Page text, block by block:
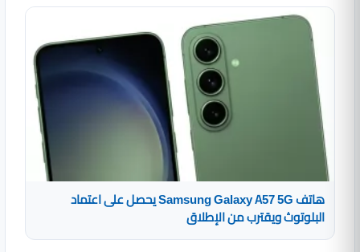
هاتف Samsung Galaxy A57 5G يحصل على اعتماد
البلوتوث ويقترب من الإطلاق